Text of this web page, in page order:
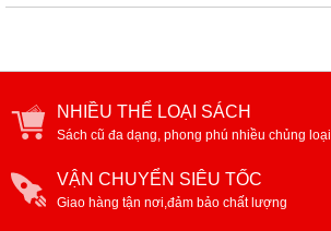
NHIỀU THỂ LOẠI SÁCH
Sách cũ đa dạng, phong phú nhiều chủng loại
VẬN CHUYỂN SIÊU TỐC
Giao hàng tận nơi,đảm bảo chất lượng